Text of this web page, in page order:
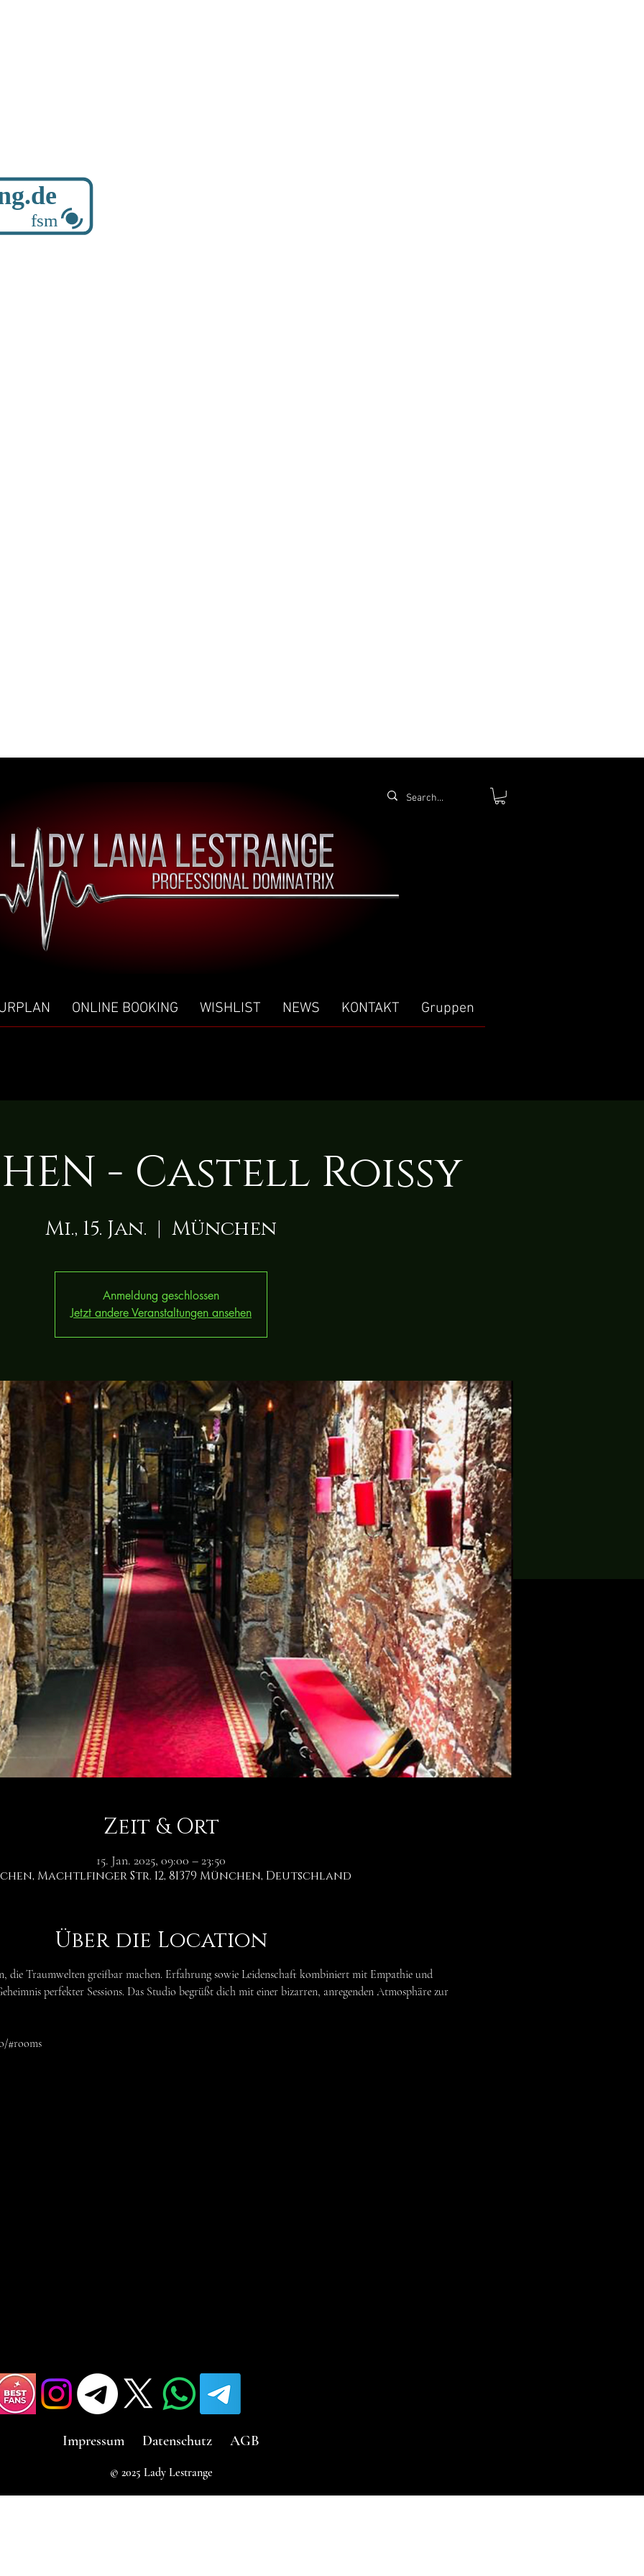
fsm
ONLINE BOOKING WISHLIST NEWS KONTAKT Gruppen
- Castell Roissy
Mi., 15. Jan.
  |
München
Anmeldung geschlossen
Jetzt andere Veranstaltungen ansehen
Zeit & Ort
15. Jan. 2025, 09:00 – 23:50
Machtlfinger Str. 12, 81379 München, Deutschland
Über die Location
die Traumwelten greifbar machen. Erfahrung sowie Leidenschaft kombiniert mit Empathie und
perfekter Sessions. Das Studio begrüßt dich mit einer bizarren, anregenden Atmosphäre zur
#rooms
Impressum Datenschutz AGB
© 2025 Lady Lestrange